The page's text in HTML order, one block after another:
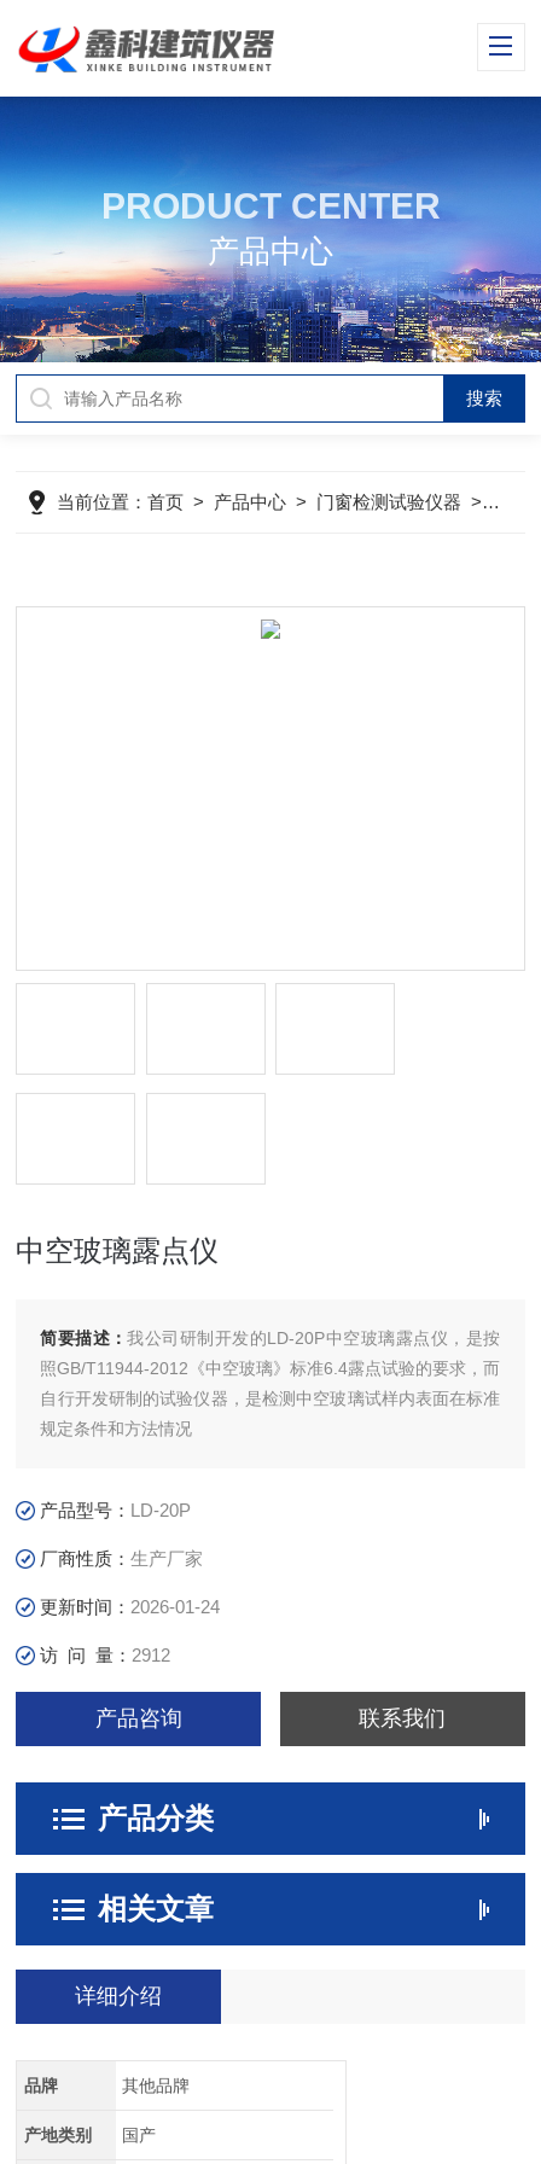
PRODUCT CENTER
产品中心
当前位置：首页 > 产品中心 > 门窗检测试验仪器 > 建筑
中空玻璃露点仪
简要描述：我公司研制开发的LD-20P中空玻璃露点仪，是按
照GB/T11944-2012《中空玻璃》标准6.4露点试验的要求，而
自行开发研制的试验仪器，是检测中空玻璃试样内表面在标准
规定条件和方法情况
产品型号： LD-20P
厂商性质：生产厂家
更新时间： 2026-01-24
访 问 量： 2912
产品咨询 联系我们
产品分类
相关文章
详细介绍
品牌 其他品牌
产地类别 国产